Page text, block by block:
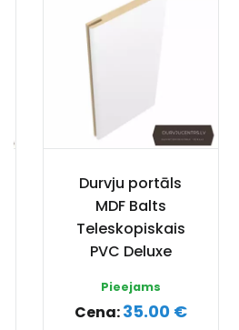
Durvju portāls
MDF Balts
Teleskopiskais
PVC Deluxe
Pieejams
Cena:35.00 €